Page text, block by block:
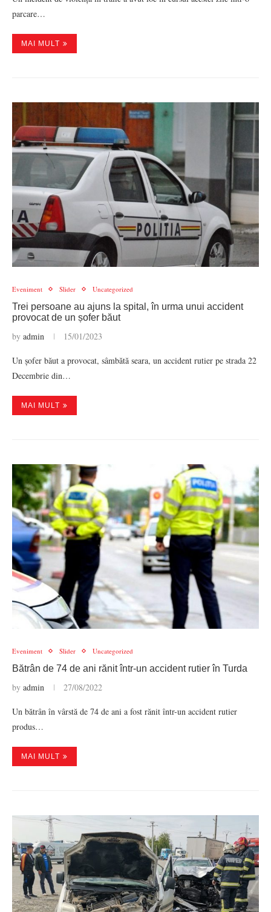
parcare…
MAI MULT
Eveniment Slider Uncategorized
Trei persoane au ajuns la spital, în urma unui accident
provocat de un șofer băut
by admin 15/01/2023
Un șofer băut a provocat, sâmbătă seara, un accident rutier pe strada 22
Decembrie din…
MAI MULT
Eveniment Slider Uncategorized
Bătrân de 74 de ani rănit într-un accident rutier în Turda
by admin 27/08/2022
Un bătrân în vârstă de 74 de ani a fost rănit într-un accident rutier
produs…
MAI MULT